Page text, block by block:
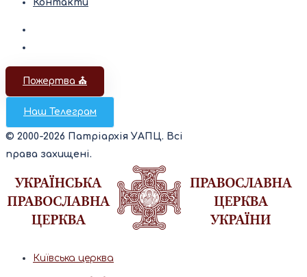
Контакти
Пожертва ⛪️
Наш Телеграм
© 2000-2026 Патріархія УАПЦ. Всі
права захищені.
Київська церква